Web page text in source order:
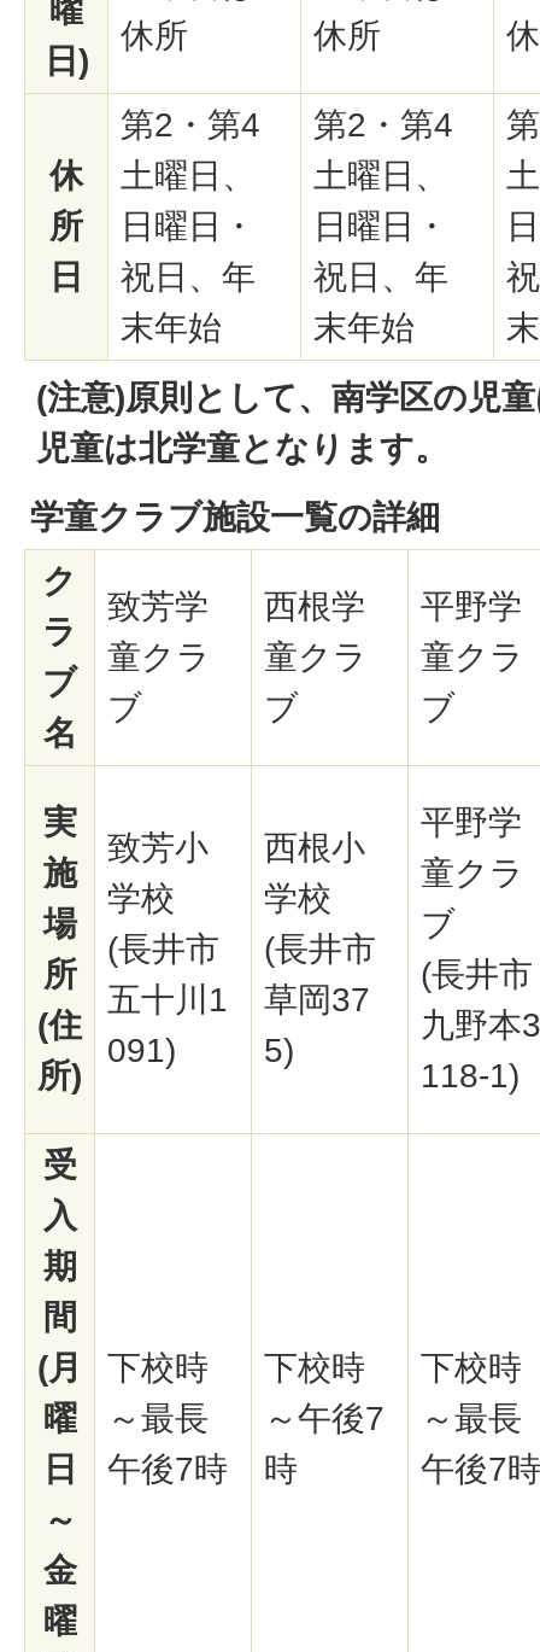
曜
日)
休所
休所
休
所
日
第2・第4
土曜日、
日曜日・
祝日、年
末年始
第2・第4
土曜日、
日曜日・
祝日、年
末年始
(注意)原則として、南学区の児
児童は北学童となります。
学童クラブ施設一覧の詳細
ク
ラ
ブ
名
致芳学
童クラ
ブ
西根学
童クラ
ブ
平野学
童クラ
ブ
実
施
場
所
(住
所)
致芳小
学校
(長井市
五十川1
091)
西根小
学校
(長井市
草岡37
5)
平野学
童クラ
ブ
(長井市
九野本3
118-1)
受
入
期
間
(月
曜
日
～
金
曜
下校時
～最長
午後7時
下校時
～午後7
時
下校時
～最長
午後7時